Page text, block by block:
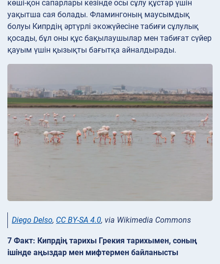
көші-қон сапарлары кезінде осы сұлу құстар үшін
уақытша сая болады. Фламингоның маусымдық
болуы Кипрдің әртүрлі экожүйесіне табиғи сұлулық
қосады, бұл оны құс бақылаушылар мен табиғат сүйер
қауым үшін қызықты бағытқа айналдырады.
Diego Delso, CC BY-SA 4.0, via Wikimedia Commons
7 Факт: Кипрдің тарихы Грекия тарихымен, соның
ішінде аңыздар мен мифтермен байланысты